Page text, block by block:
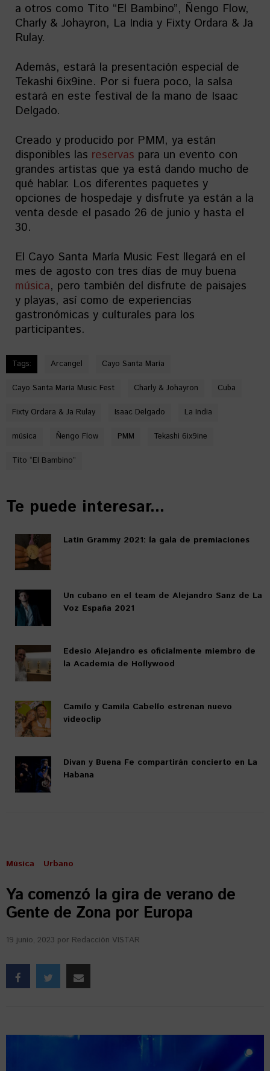
a otros como Tito “El Bambino”, Ñengo Flow,
Charly & Johayron, La India y Fixty Ordara & Ja
Rulay.
Además, estará la presentación especial de
Tekashi 6ix9ine. Por si fuera poco, la salsa
estará en este festival de la mano de Isaac
Delgado.
Creado y producido por PMM, ya están
disponibles las reservas para un evento con
grandes artistas que ya está dando mucho de
qué hablar. Los diferentes paquetes y
opciones de hospedaje y disfrute ya están a la
venta desde el pasado 26 de junio y hasta el
30.
El Cayo Santa María Music Fest llegará en el
mes de agosto con tres días de muy buena
música, pero también del disfrute de paisajes
y playas, así como de experiencias
gastronómicas y culturales para los
participantes.
Tags: Arcangel Cayo Santa María
Cayo Santa María Music Fest Charly & Johayron Cuba
Fixty Ordara & Ja Rulay Isaac Delgado La India
música Ñengo Flow PMM Tekashi 6ix9ine
Tito “El Bambino”
Te puede interesar...
Latin Grammy 2021: la gala de premiaciones
Un cubano en el team de Alejandro Sanz de La
Voz España 2021
Edesio Alejandro es oficialmente miembro de
la Academia de Hollywood
Camilo y Camila Cabello estrenan nuevo
videoclip
Divan y Buena Fe compartirán concierto en La
Habana
Música Urbano
Ya comenzó la gira de verano de
Gente de Zona por Europa
19 junio, 2023 por Redacción VISTAR